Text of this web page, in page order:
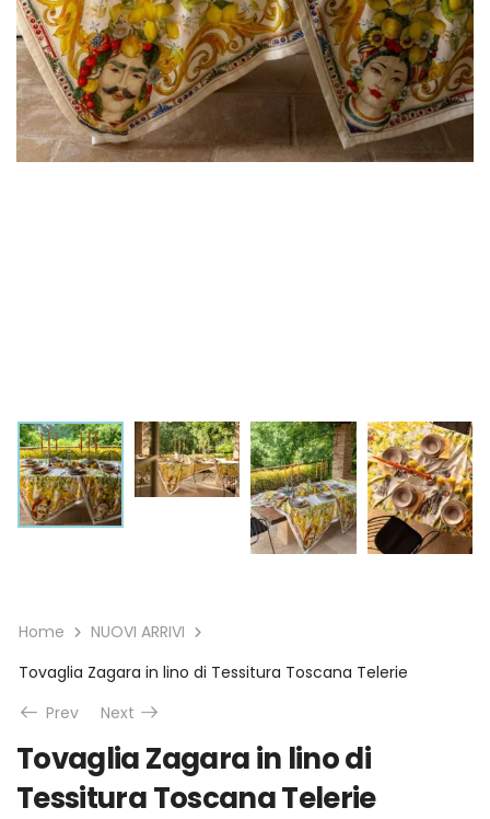
Home
NUOVI ARRIVI
Tovaglia Zagara in lino di Tessitura Toscana Telerie
Prev
Next
Tovaglia Zagara in lino di
Tessitura Toscana Telerie